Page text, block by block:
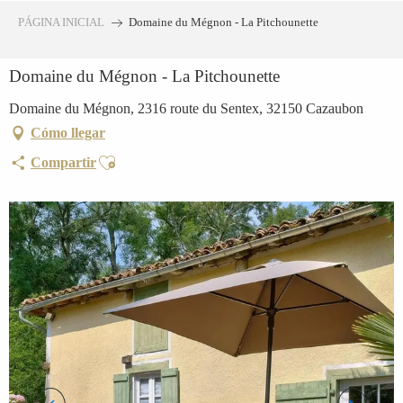
principal
PÁGINA INICIAL Domaine du Mégnon - La Pitchounette
Domaine du Mégnon - La Pitchounette
Domaine du Mégnon, 2316 route du Sentex, 32150 Cazaubon
Cómo llegar
CompartirAjouter aux favoris